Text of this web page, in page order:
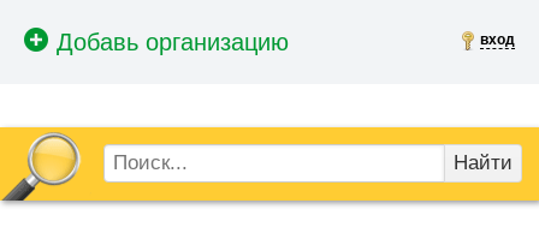
вход
Найти